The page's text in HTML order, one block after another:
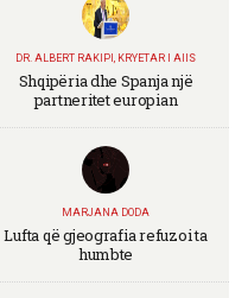
DR. ALBERT RAKIPI, KRYETAR I AIIS
Shqipëria dhe Spanja një
partneritet europian
MARJANA DODA
Lufta që gjeografia refuzoi ta
humbte